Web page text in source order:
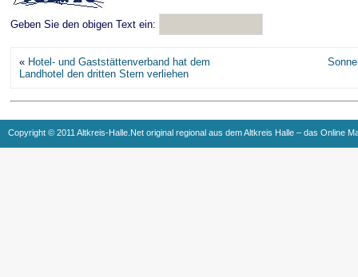
Geben Sie den obigen Text ein:
« Hotel- und Gaststättenverband hat dem
Landhotel den dritten Stern verliehen
Copyright © 2011 Altkreis-Halle.Net original regional aus dem Altkreis Halle – das Online